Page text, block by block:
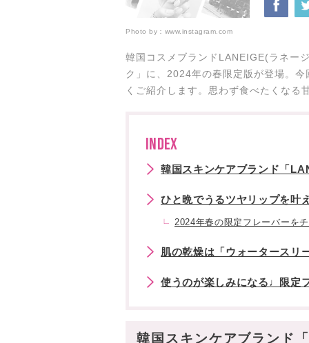
Photo by： www.instagram.com
韓国コスメブランドLANEIGE(ラネー
ク」に、2024年の春限定版が登場。
くご紹介します。思わず食べたくな
INDEX
韓国スキンケアブランド「
ひと晩でうるツヤリップを叶
2024年春の限定フレーバーを
肌の乾燥は「ウォータースリ
使うのが楽しみになる♩限定
韓国スキンケアブランド